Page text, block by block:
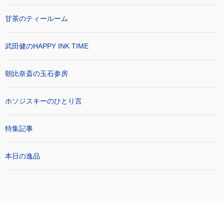
甘茶のティールーム
武田健のHAPPY INK TIME
朝比奈斎の玉石参房
ホソジスキーのひとり言
特集記事
本日の逸品